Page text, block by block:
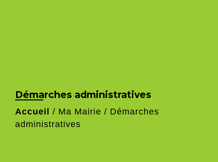
Démarches administratives
Accueil / Ma Mairie / Démarches
administratives